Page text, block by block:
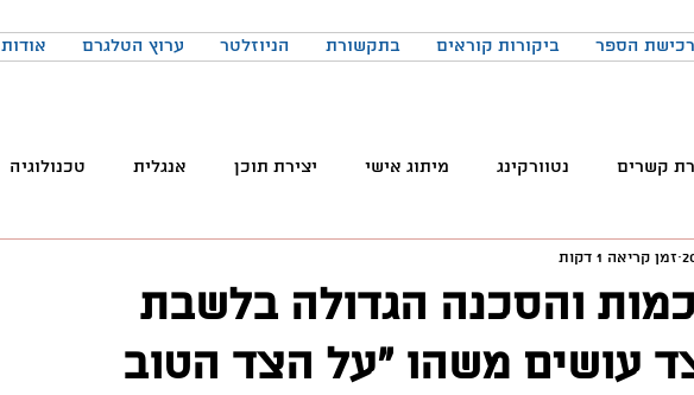
אודות ערוץ הטלגרם הניוזלטר בתקשורת ביקורות קוראים הספר
קשרים נטוורקינג מיתוג אישי יצירת תוכן אנגלית טכנולוגיה
רכים כתיבה הרגלים התמדה כנסים בניית מותג
והסכנה הגדולה בלשבת
עושים משהו ״על הצד הטוב
זמן קריאה 1 דקות